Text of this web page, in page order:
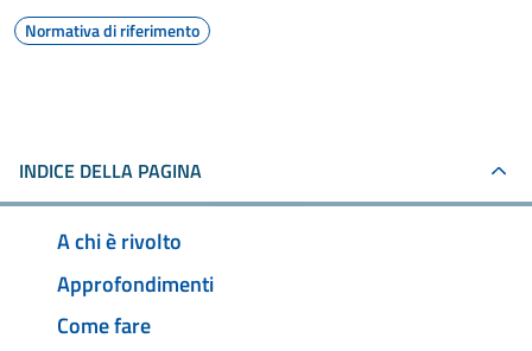
Normativa di riferimento
INDICE DELLA PAGINA
A chi è rivolto
Approfondimenti
Come fare